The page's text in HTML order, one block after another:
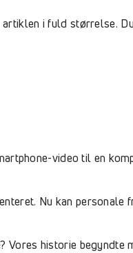
i fuld størrelse.
video til en
Nu kan personale
historie begyndte